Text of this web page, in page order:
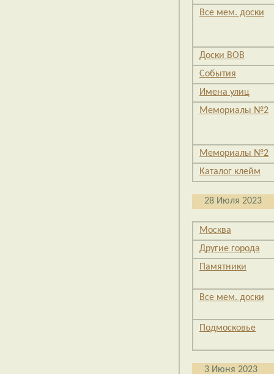
Все мем. доски
Доски ВОВ
События
Имена улиц
Мемориалы №2
Мемориалы №2
Каталог клейм
28 Июля 2023
Москва
Другие города
Памятники
Все мем. доски
Подмосковье
3 Июня 2023